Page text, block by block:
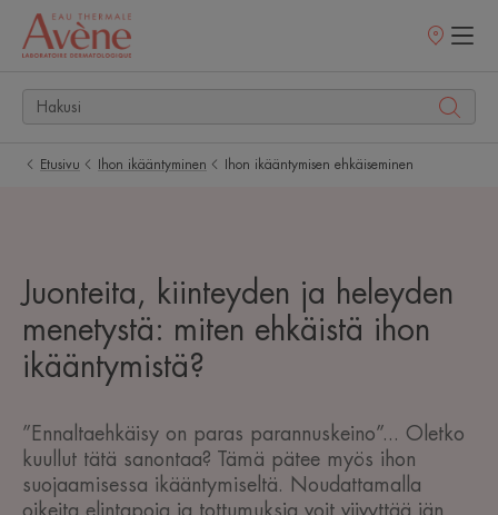
Myyntipisteet
Etusivu Ihon ikääntyminen Ihon ikääntymisen ehkäiseminen
Juonteita, kiinteyden ja heleyden
menetystä: miten ehkäistä ihon
ikääntymistä?
”Ennaltaehkäisy on paras parannuskeino”... Oletko
kuullut tätä sanontaa? Tämä pätee myös ihon
suojaamisessa ikääntymiseltä. Noudattamalla
oikeita elintapoja ja tottumuksia voit viivyttää iän